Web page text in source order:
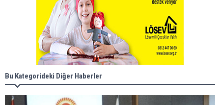
Bu Kategorideki Diğer Haberler